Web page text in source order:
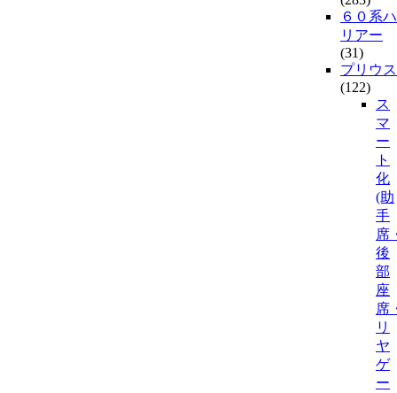
６０系ハ
リアー
(31)
プリウス
(122)
ス
マ
ー
ト
化
(助
手
席
後
部
座
席
リ
ヤ
ゲ
ー